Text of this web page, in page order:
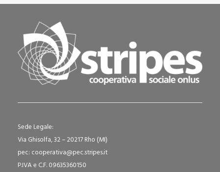
Sede Legale:
Via Ghisolfa, 32 – 20217 Rho (MI)
pec: cooperativa@pec.stripes.it
P.IVA e C.F. 09635360150